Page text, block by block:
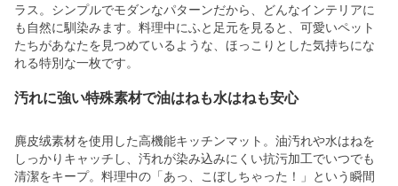
ラス。シンプルでモダンなパターンだから、どんなインテリアに
も自然に馴染みます。料理中にふと足元を見ると、可愛いペット
たちがあなたを見つめているような、ほっこりとした気持ちにな
れる特別な一枚です。
汚れに強い特殊素材で油はねも水はねも安心
麂皮绒素材を使用した高機能キッチンマット。油汚れや水はねを
しっかりキャッチし、汚れが染み込みにくい抗污加工でいつでも
清潔をキープ。料理中の「あっ、こぼしちゃった！」という瞬間